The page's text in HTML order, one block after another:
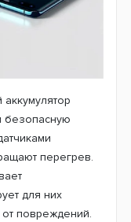
безопасную
перегрев.
для них
повреждений.